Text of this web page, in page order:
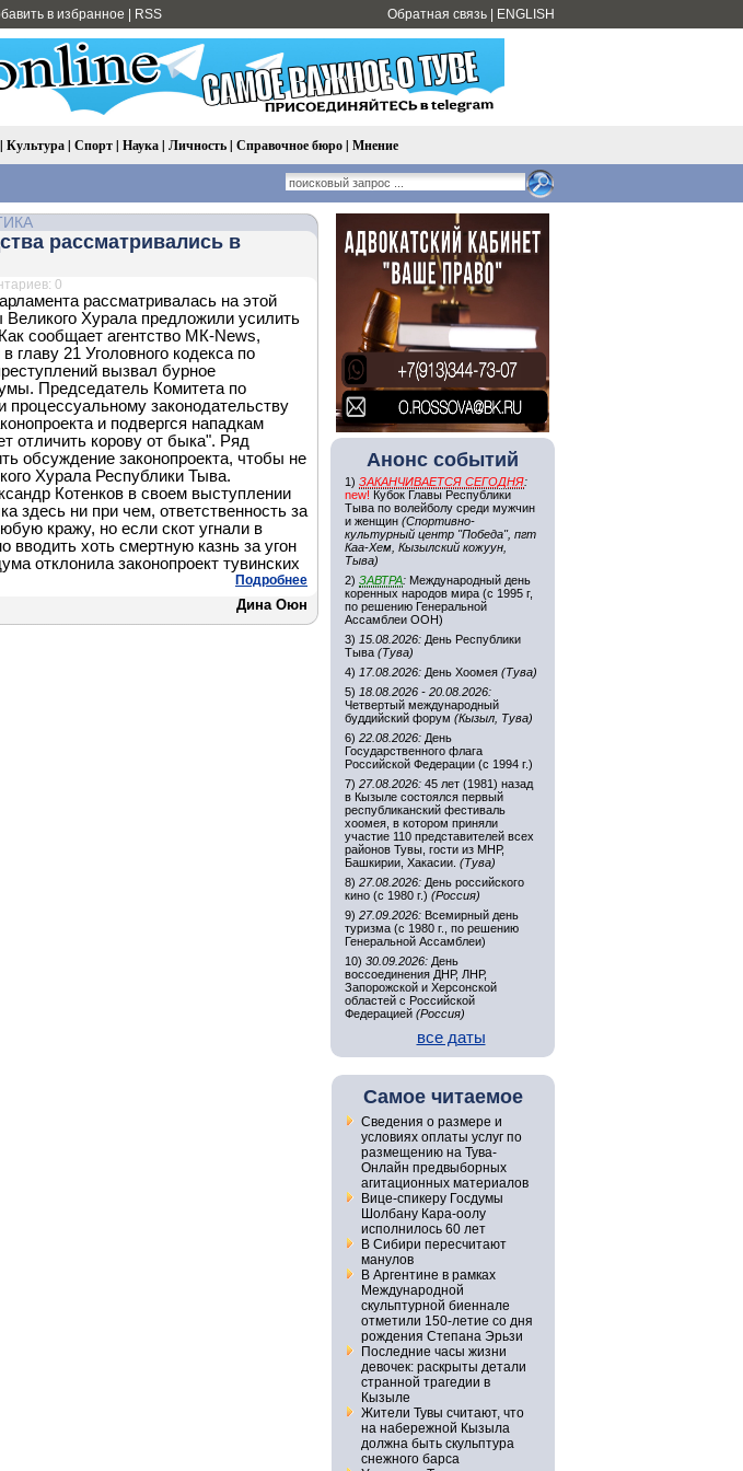
в избранное RSS Обратная связь ENGLISH
| Культура| Спорт| Наука| Личность| Справочное бюро| Мнение
рассматривались в
0
рассматривалась на этой
Хурала предложили усилить
сообщает агентство МК-News,
главу 21 Уголовного кодекса по
вызвал бурное
Председатель Комитета по
процессуальному законодательству
и подвергся нападкам
отличить корову от быка". Ряд
обсуждение законопроекта, чтобы не
Хурала Республики Тыва.
Котенков в своем выступлении
здесь ни при чем, ответственность за
кражу, но если скот угнали в
хоть смертную казнь за угон
отклонила законопроект тувинских
Подробнее
Дина Оюн
Анонс событий
1) ЗАКАНЧИВАЕТСЯ СЕГОДНЯ:
new! Кубок Главы Республики
Тыва по волейболу среди мужчин
и женщин (Спортивно-
культурный центр "Победа", пгт
Каа-Хем, Кызылский кожуун,
Тыва)
2) ЗАВТРА: Международный день
коренных народов мира (с 1995 г,
по решению Генеральной
Ассамблеи ООН)
3) 15.08.2026: День Республики
Тыва (Тува)
4) 17.08.2026: День Хоомея (Тува)
5) 18.08.2026 - 20.08.2026:
Четвертый международный
буддийский форум (Кызыл, Тува)
6) 22.08.2026: День
Государственного флага
Российской Федерации (с 1994 г.)
7) 27.08.2026: 45 лет (1981) назад
в Кызыле состоялся первый
республиканский фестиваль
хоомея, в котором приняли
участие 110 представителей всех
районов Тувы, гости из МНР,
Башкирии, Хакасии. (Тува)
8) 27.08.2026: День российского
кино (с 1980 г.) (Россия)
9) 27.09.2026: Всемирный день
туризма (с 1980 г., по решению
Генеральной Ассамблеи)
10) 30.09.2026: День
воссоединения ДНР, ЛНР,
Запорожской и Херсонской
областей с Российской
Федерацией (Россия)
все даты
Самое читаемое
Сведения о размере и
условиях оплаты услуг по
размещению на Тува-
Онлайн предвыборных
агитационных материалов
Вице-спикеру Госдумы
Шолбану Кара-оолу
исполнилось 60 лет
В Сибири пересчитают
манулов
В Аргентине в рамках
Международной
скульптурной биеннале
отметили 150-летие со дня
рождения Степана Эрьзи
Последние часы жизни
девочек: раскрыты детали
странной трагедии в
Кызыле
Жители Тувы считают, что
на набережной Кызыла
должна быть скульптура
снежного барса